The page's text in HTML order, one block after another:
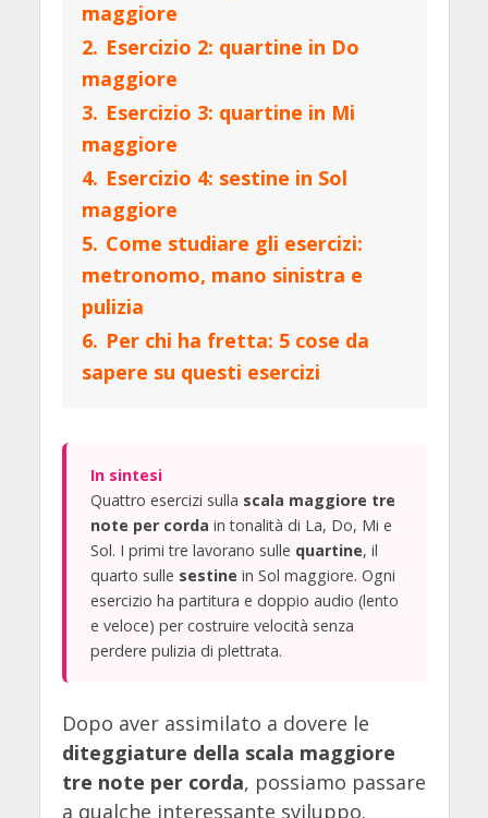
maggiore
2. Esercizio 2: quartine in Do
maggiore
3. Esercizio 3: quartine in Mi
maggiore
4. Esercizio 4: sestine in Sol
maggiore
5. Come studiare gli esercizi:
metronomo, mano sinistra e
pulizia
6. Per chi ha fretta: 5 cose da
sapere su questi esercizi
In sintesi
Quattro esercizi sulla scala maggiore tre
note per corda in tonalità di La, Do, Mi e
Sol. I primi tre lavorano sulle quartine, il
quarto sulle sestine in Sol maggiore. Ogni
esercizio ha partitura e doppio audio (lento
e veloce) per costruire velocità senza
perdere pulizia di plettrata.
Dopo aver assimilato a dovere le
diteggiature della scala maggiore
tre note per corda, possiamo passare
a qualche interessante sviluppo.